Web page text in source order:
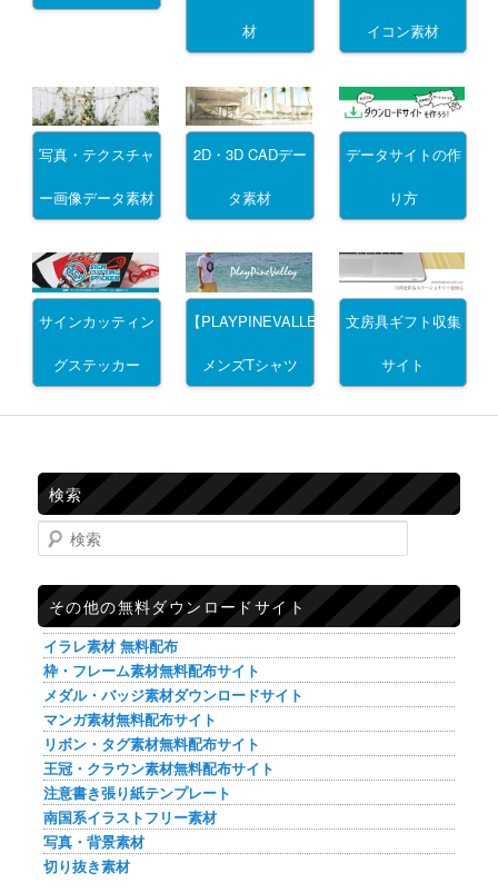
材 イコン素材
写真・テクスチャ
ー画像データ素材
2D・3D CADデー
タ素材
データサイトの作
り方
サインカッティン
グステッカー
【PLAYPINEVALLEY】
メンズTシャツ
文房具ギフト収集
サイト
検索
検索
その他の無料ダウンロードサイト
イラレ素材 無料配布
枠・フレーム素材無料配布サイト
メダル・バッジ素材ダウンロードサイト
マンガ素材無料配布サイト
リボン・タグ素材無料配布サイト
王冠・クラウン素材無料配布サイト
注意書き張り紙テンプレート
南国系イラストフリー素材
写真・背景素材
切り抜き素材